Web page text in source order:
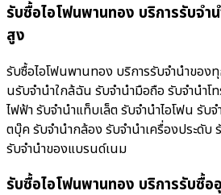
รับซื้อไอโฟนพานทอง บริการรับจำ
สูง
รับซื้อไอโฟนพานทอง บริการรับจำนำของ
นรับจํานําใกล้ฉัน รับจำนำมือถือ รับจำนำโ
ไฟฟ้า รับจำนำแท็บเล็ต รับจำนำไอโฟน รับ
ตบุ๊ค รับจำนำกล้อง รับจำนำเครื่องประดับ
รับจำนำของแบรนด์เนม
รับซื้อไอโฟนพานทอง บริการรับซื้อ